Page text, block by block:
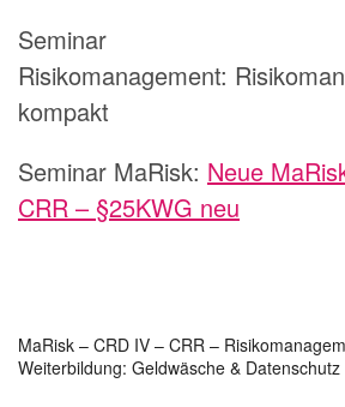
Seminar
Risikomanagement:
kompakt
Seminar MaRisk: Neue
CRR – §25KWG neu
MaRisk – CRD IV – CRR –
Weiterbildung: Geldwäsche &